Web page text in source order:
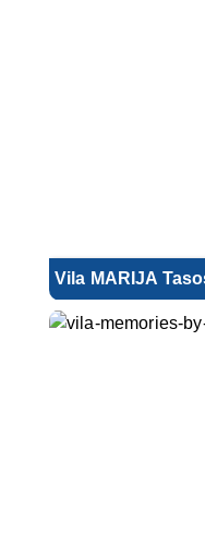
Vila MARIJA